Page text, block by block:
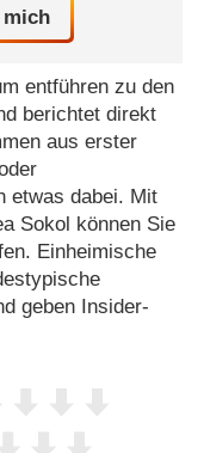
mich
entführen zu den
berichtet direkt
aus erster
etwas dabei. Mit
Sokol können Sie
Einheimische
geben Insider-